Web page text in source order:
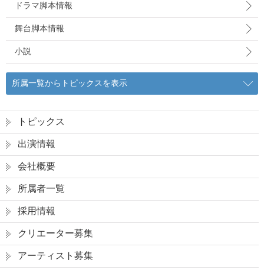
ドラマ脚本情報
舞台脚本情報
小説
所属一覧からトピックスを表示
トピックス
出演情報
会社概要
所属者一覧
採用情報
クリエーター募集
アーティスト募集